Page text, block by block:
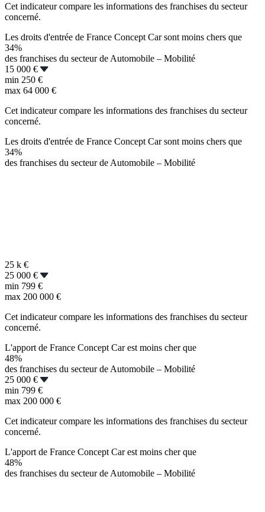
Cet indicateur compare les informations des franchises du secteur
concerné.
Les droits d'entrée de France Concept Car sont moins chers que
34%
des franchises du secteur de Automobile – Mobilité
15 000 €
min 250 €
max 64 000 €
Cet indicateur compare les informations des franchises du secteur
concerné.
Les droits d'entrée de France Concept Car sont moins chers que
34%
des franchises du secteur de Automobile – Mobilité
25 k €
25 000 €
min 799 €
max 200 000 €
Cet indicateur compare les informations des franchises du secteur
concerné.
L'apport de France Concept Car est moins cher que
48%
des franchises du secteur de Automobile – Mobilité
25 000 €
min 799 €
max 200 000 €
Cet indicateur compare les informations des franchises du secteur
concerné.
L'apport de France Concept Car est moins cher que
48%
des franchises du secteur de Automobile – Mobilité